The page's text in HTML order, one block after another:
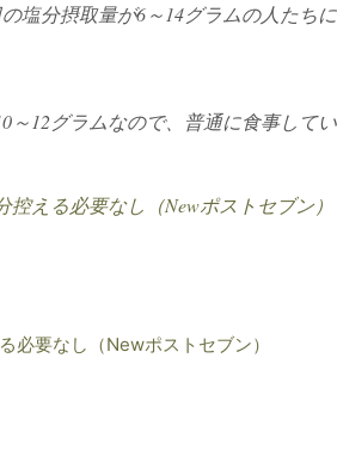
塩分摂取量が6～14グラムの人たち
～12グラムなので、普通に食事して
える必要なし（Newポストセブン）
要なし（Newポストセブン）